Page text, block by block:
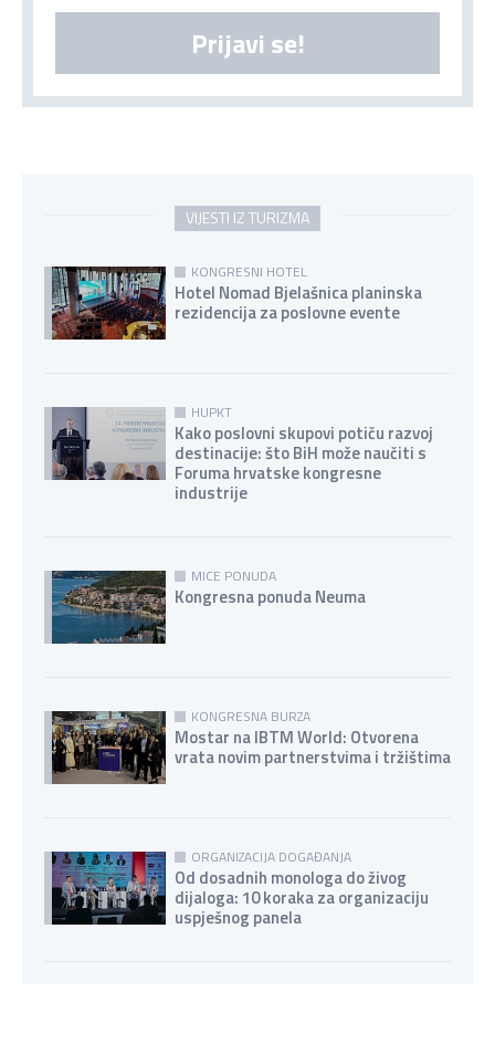
Prijavi se!
VIJESTI IZ TURIZMA
KONGRESNI HOTEL
Hotel Nomad Bjelašnica planinska
rezidencija za poslovne evente
HUPKT
Kako poslovni skupovi potiču razvoj
destinacije: što BiH može naučiti s
Foruma hrvatske kongresne
industrije
MICE PONUDA
Kongresna ponuda Neuma
KONGRESNA BURZA
Mostar na IBTM World: Otvorena
vrata novim partnerstvima i tržištima
ORGANIZACIJA DOGAĐANJA
Od dosadnih monologa do živog
dijaloga: 10 koraka za organizaciju
uspješnog panela